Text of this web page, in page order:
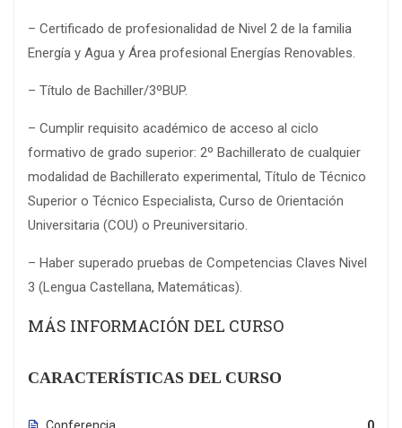
– Certificado de profesionalidad de Nivel 2 de la familia
Energía y Agua y Área profesional Energías Renovables.
– Título de Bachiller/3ºBUP.
– Cumplir requisito académico de acceso al ciclo
formativo de grado superior: 2º Bachillerato de cualquier
modalidad de Bachillerato experimental, Título de Técnico
Superior o Técnico Especialista, Curso de Orientación
Universitaria (COU) o Preuniversitario.
– Haber superado pruebas de Competencias Claves Nivel
3 (Lengua Castellana, Matemáticas).
MÁS INFORMACIÓN DEL CURSO
CARACTERÍSTICAS DEL CURSO